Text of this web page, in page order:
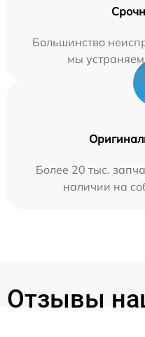
Большинство
мы
Более 20 тыс.
наличии на
Отзывы